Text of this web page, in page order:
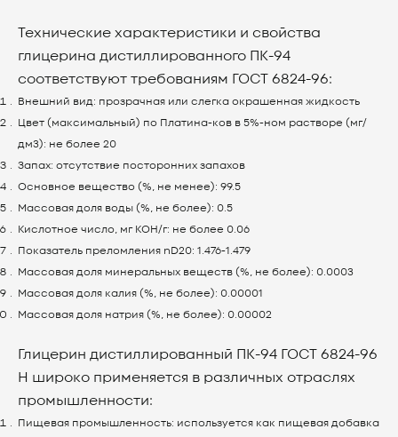
Технические характеристики и свойства
глицерина дистиллированного ПК-94
соответствуют требованиям ГОСТ 6824-96:
Внешний вид: прозрачная или слегка окрашенная жидкость
Цвет (максимальный) по Платина-ков в 5%-ном растворе (мг/
дм3): не более 20
Запах: отсутствие посторонних запахов
Основное вещество (%, не менее): 99.5
Массовая доля воды (%, не более): 0.5
Кислотное число, мг КОН/г: не более 0.06
Показатель преломления nD20: 1.476-1.479
Массовая доля минеральных веществ (%, не более): 0.0003
Массовая доля калия (%, не более): 0.00001
Массовая доля натрия (%, не более): 0.00002
Глицерин дистиллированный ПК-94 ГОСТ 6824-96
Н широко применяется в различных отраслях
промышленности:
Пищевая промышленность: используется как пищевая добавка